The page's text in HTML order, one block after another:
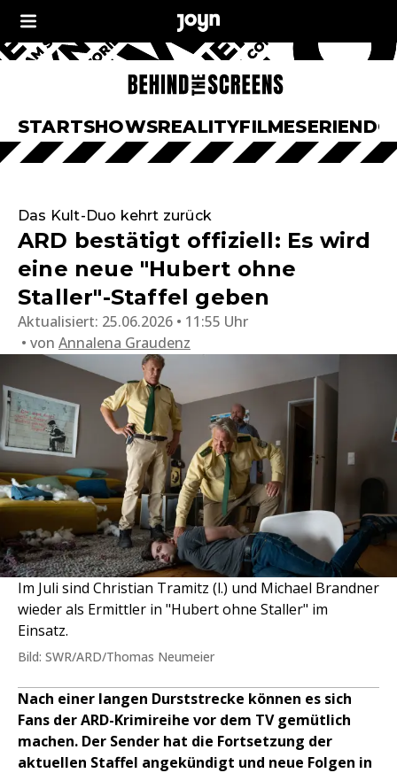
STARTSHOWSREALITYFILMESERIEN
Das Kult-Duo kehrt zurück
ARD bestätigt offiziell: Es wird
eine neue "Hubert ohne
Staller"-Staffel geben
Aktualisiert: 25.06.2026 • 11:55 Uhr
von Annalena Graudenz
Im Juli sind Christian Tramitz (l.) und Michael Brandner
wieder als Ermittler in "Hubert ohne Staller" im
Einsatz.
Bild: SWR/ARD/Thomas Neumeier
Nach einer langen Durststrecke können es sich
Fans der ARD-Krimireihe vor dem TV gemütlich
machen. Der Sender hat die Fortsetzung der
aktuellen Staffel angekündigt und neue Folgen in